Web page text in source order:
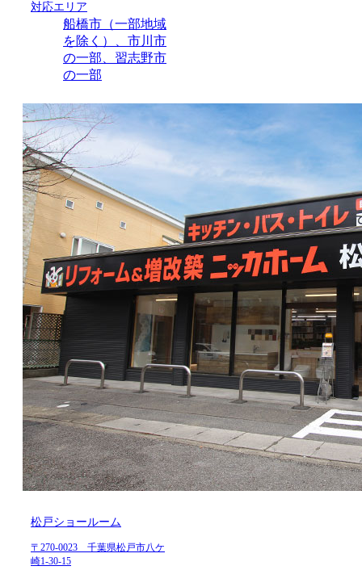
対応エリア
船橋市（一部地域
を除く）、市川市
の一部、習志野市
の一部
松戸ショールーム
〒270-0023 千葉県松戸市八ケ
崎1-30-15